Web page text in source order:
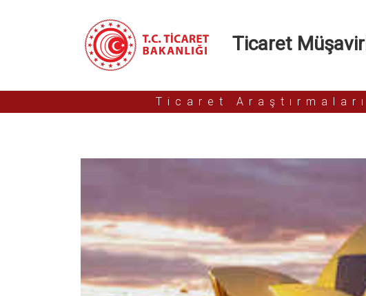
Ticaret
Ticaret